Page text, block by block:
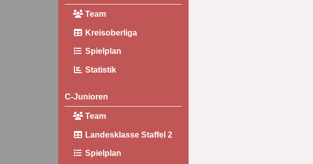
Team
Kreisoberliga
Spielplan
Statistik
C-Junioren
Team
Landesklasse Staffel 2
Spielplan